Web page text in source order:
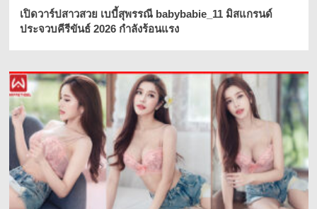
เปิดวาร์ปสาวสวย เบบี้สุพรรณี babybabie_11 มิสแกรนด์
ประจวบคีรีขันธ์ 2026 กำลังร้อนแรง